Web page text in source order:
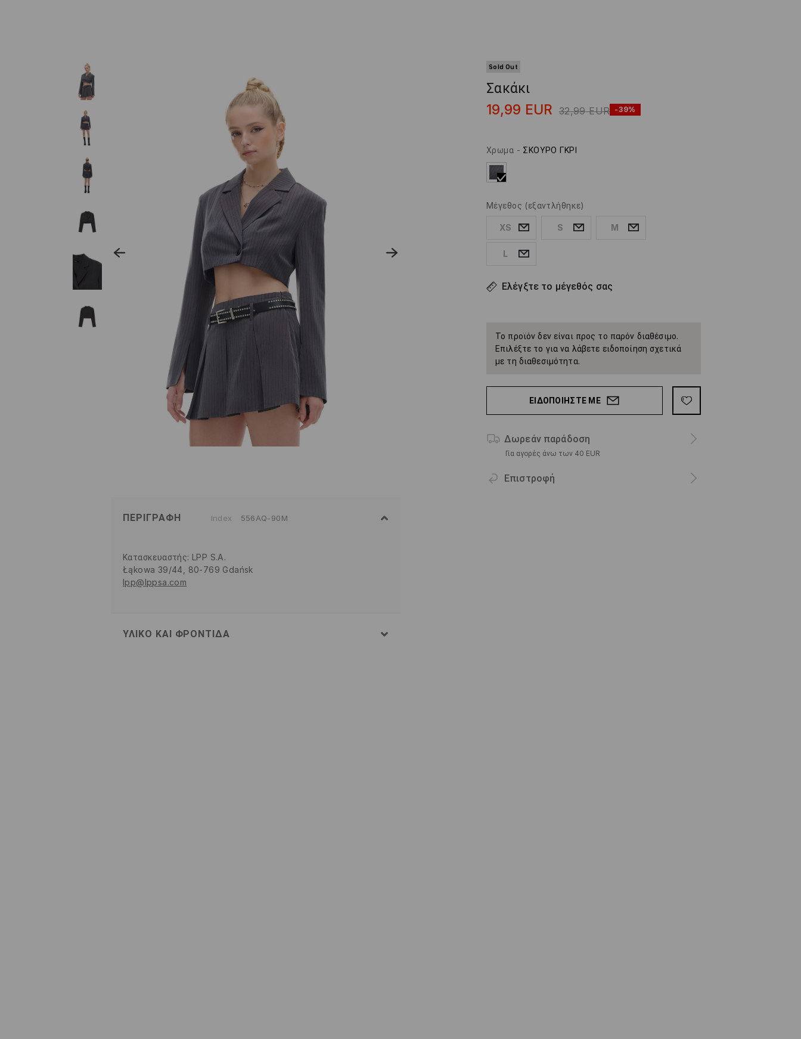
Sold Out
Σακάκι
19,99 EUR 32,99 EUR -39%
Χρωμα - ΣΚΟΥΡΟ ΓΚΡΙ
Μέγεθος (εξαντλήθηκε)
XS S M
L
Ελέγξτε το μέγεθός σας
Το προϊόν δεν είναι προς το παρόν διαθέσιμο.
Επιλέξτε το για να λάβετε ειδοποίηση σχετικά
με τη διαθεσιμότητα.
ΕΙΔΟΠΟΙΉΣΤΕ ΜΕ
Δωρεάν παράδοση
Για αγορές άνω των 40 EUR
Επιστροφή
ΠΕΡΙΓΡΑΦΉ Index 556AQ-90M
Κατασκευαστής: LPP S.A.
Łąkowa 39/44, 80-769 Gdańsk
lpp@lppsa.com
ΥΛΙΚΌ ΚΑΙ ΦΡΟΝΤΊΔΑ